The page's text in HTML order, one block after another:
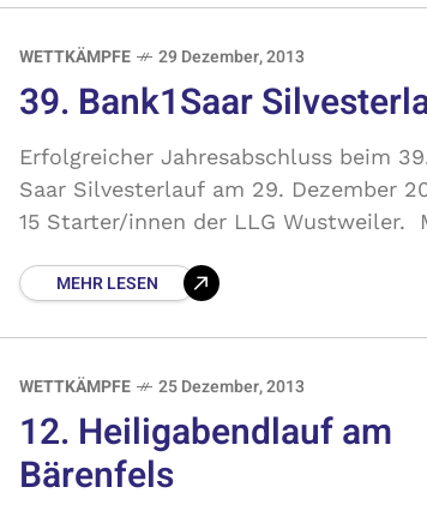
WETTKÄMPFE 29 Dezember, 2013
39. Bank1Saar
Erfolgreicher Jahresabschluss beim
Saar Silvesterlauf am 29. Dezember
15 Starter/innen der LLG Wustweiler.
MEHR LESEN
WETTKÄMPFE 25 Dezember, 2013
12. Heiligabendlauf am
Bärenfels